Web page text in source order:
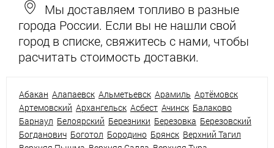
Мы доставляем топливо в разные
города России. Если вы не нашли свой
город в списке, свяжитесь с нами, чтобы
расчитать стоимость доставки.
Абакан Алапаевск Альметьевск Арамиль Артёмовск
Артемовский Архангельск Асбест Ачинск Балаково
Барнаул Белоярский Березники Березовка Березовский
Богданович Боготол Бородино Брянск Верхний Тагил